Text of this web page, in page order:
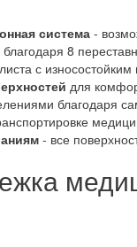
система -
благодаря 8
с
для
благодаря
- все